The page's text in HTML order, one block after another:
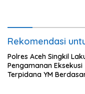
Rekomendasi
Polres Aceh Singkil
Pengamanan Eksekusi
Terpidana YM